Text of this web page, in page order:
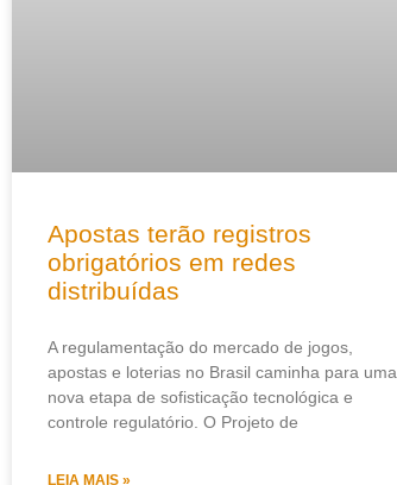
Apostas terão registros
obrigatórios em redes
distribuídas
A regulamentação do mercado de jogos,
apostas e loterias no Brasil caminha para uma
nova etapa de sofisticação tecnológica e
controle regulatório. O Projeto de
LEIA MAIS »